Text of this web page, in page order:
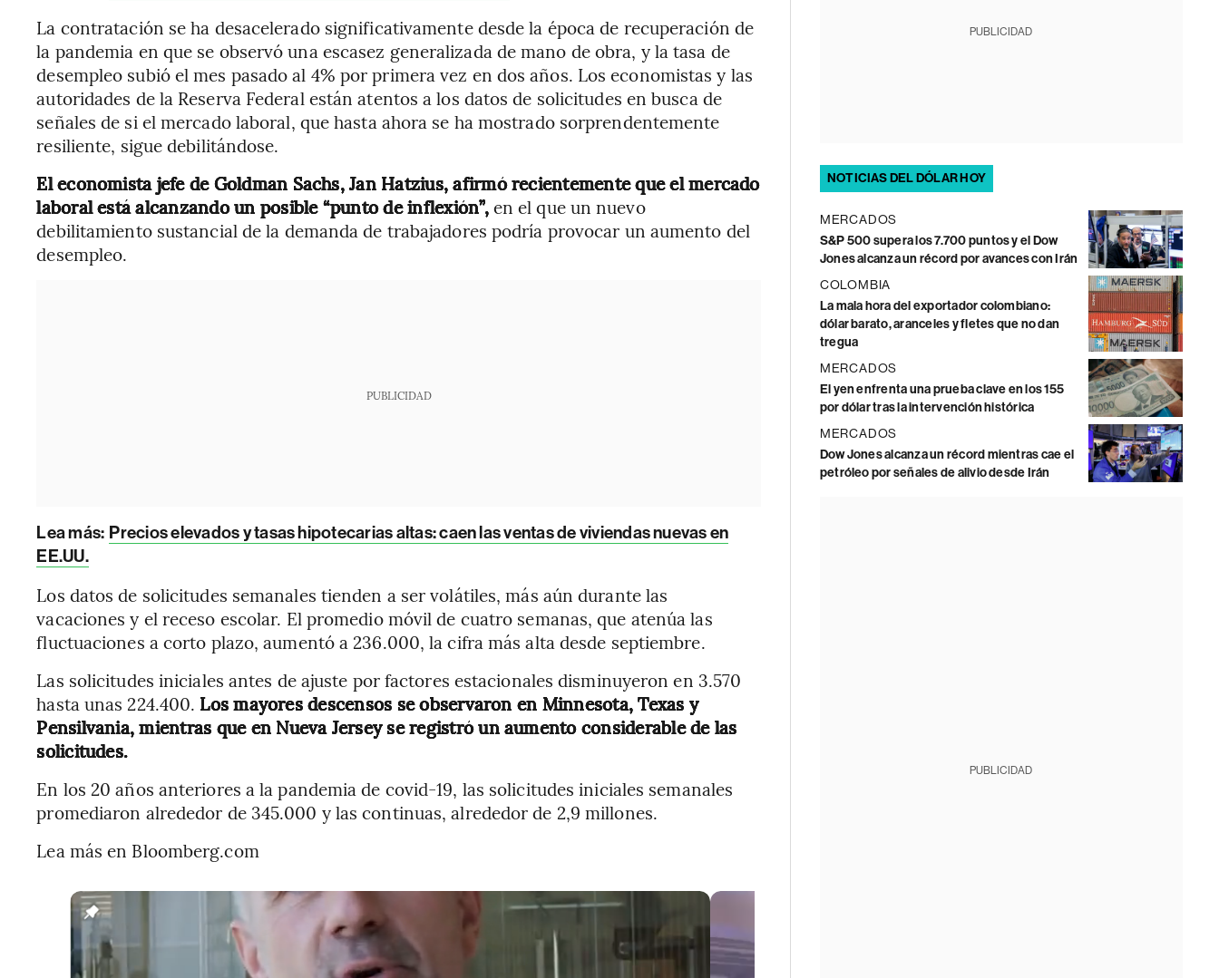
La contratación se ha desacelerado significativamente desde la época de recuperación de
la pandemia en que se observó una escasez generalizada de mano de obra, y la tasa de
desempleo subió el mes pasado al 4% por primera vez en dos años. Los economistas y las
autoridades de la Reserva Federal están atentos a los datos de solicitudes en busca de
señales de si el mercado laboral, que hasta ahora se ha mostrado sorprendentemente
resiliente, sigue debilitándose.
El economista jefe de Goldman Sachs, Jan Hatzius, afirmó recientemente que el mercado
laboral está alcanzando un posible “punto de inflexión”,en el que un nuevo
debilitamiento sustancial de la demanda de trabajadores podría provocar un aumento del
desempleo.
PUBLICIDAD
Lea más: Precios elevados y tasas hipotecarias altas: caen las ventas de viviendas nuevas en
EE.UU.
Los datos de solicitudes semanales tienden a ser volátiles, más aún durante las
vacaciones y el receso escolar. El promedio móvil de cuatro semanas, que atenúa las
fluctuaciones a corto plazo, aumentó a 236.000, la cifra más alta desde septiembre.
Las solicitudes iniciales antes de ajuste por factores estacionales disminuyeron en 3.570
hasta unas 224.400. Los mayores descensos se observaron en Minnesota, Texas y
Pensilvania, mientras que en Nueva Jersey se registró un aumento considerable de las
solicitudes.
En los 20 años anteriores a la pandemia de covid-19, las solicitudes iniciales semanales
promediaron alrededor de 345.000 y las continuas, alrededor de 2,9 millones.
Lea más en Bloomberg.com
PUBLICIDAD
NOTICIAS DEL DÓLAR HOY
MERCADOS
S&P 500 supera los 7.700 puntos y el Dow
Jones alcanza un récord por avances con Irán
COLOMBIA
La mala hora del exportador colombiano:
dólar barato, aranceles y fletes que no dan
tregua
MERCADOS
El yen enfrenta una prueba clave en los 155
por dólar tras la intervención histórica
MERCADOS
Dow Jones alcanza un récord mientras cae el
petróleo por señales de alivio desde Irán
PUBLICIDAD